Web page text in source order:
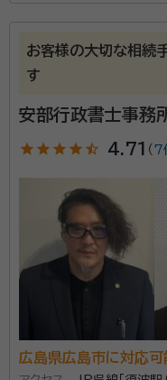
服部 信男（はっとり の
事務所口コミ（抜粋）：
account_circle 満足度 4.0
ご利
面談の感想
契約後の感想
もう少し早く解決出来れば
大事な財産の円滑・
す。遺言・相続につ
ご相談ください。 【
～17：30（土日祝対応
お客様の大切な相続
す
安部行政書士事務
star star star star star_half 4.71 （ 7
広島県広島市に対応可